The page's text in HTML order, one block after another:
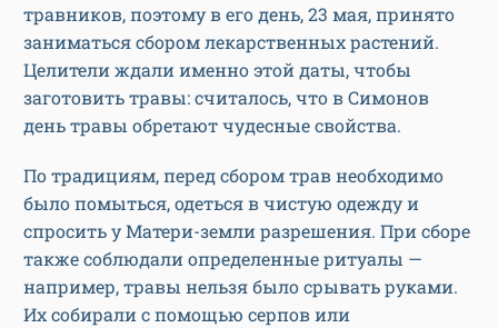
травников, поэтому в его день, 23 мая, принято
заниматься сбором лекарственных растений.
Целители ждали именно этой даты, чтобы
заготовить травы: считалось, что в Симонов
день травы обретают чудесные свойства.
По традициям, перед сбором трав необходимо
было помыться, одеться в чистую одежду и
спросить у Матери-земли разрешения. При сборе
также соблюдали определенные ритуалы —
например, травы нельзя было срывать руками.
Их собирали с помощью серпов или